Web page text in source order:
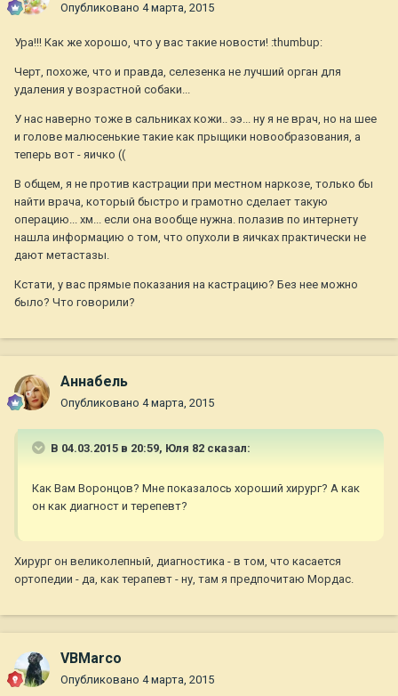
Опубликовано 4 марта, 2015
Ура!!! Как же хорошо, что у вас такие новости! :thumbup:
Черт, похоже, что и правда, селезенка не лучший орган для
удаления у возрастной собаки...
У нас наверно тоже в сальниках кожи.. ээ... ну я не врач, но на шее
и голове малюсенькие такие как прыщики новообразования, а
теперь вот - яичко ((
В общем, я не против кастрации при местном наркозе, только бы
найти врача, который быстро и грамотно сделает такую
операцию... хм... если она вообще нужна. полазив по интернету
нашла информацию о том, что опухоли в яичках практически не
дают метастазы.
Кстати, у вас прямые показания на кастрацию? Без нее можно
было? Что говорили?
Aннaбель
Опубликовано 4 марта, 2015
В 04.03.2015 в 20:59, Юля 82 сказал:
Как Вам Воронцов? Мне показалось хороший хирург? А как
он как диагност и терепевт?
Хирург он великолепный, диагностика - в том, что касается
ортопедии - да, как терапевт - ну, там я предпочитаю Мордас.
VBMarco
Опубликовано 4 марта, 2015